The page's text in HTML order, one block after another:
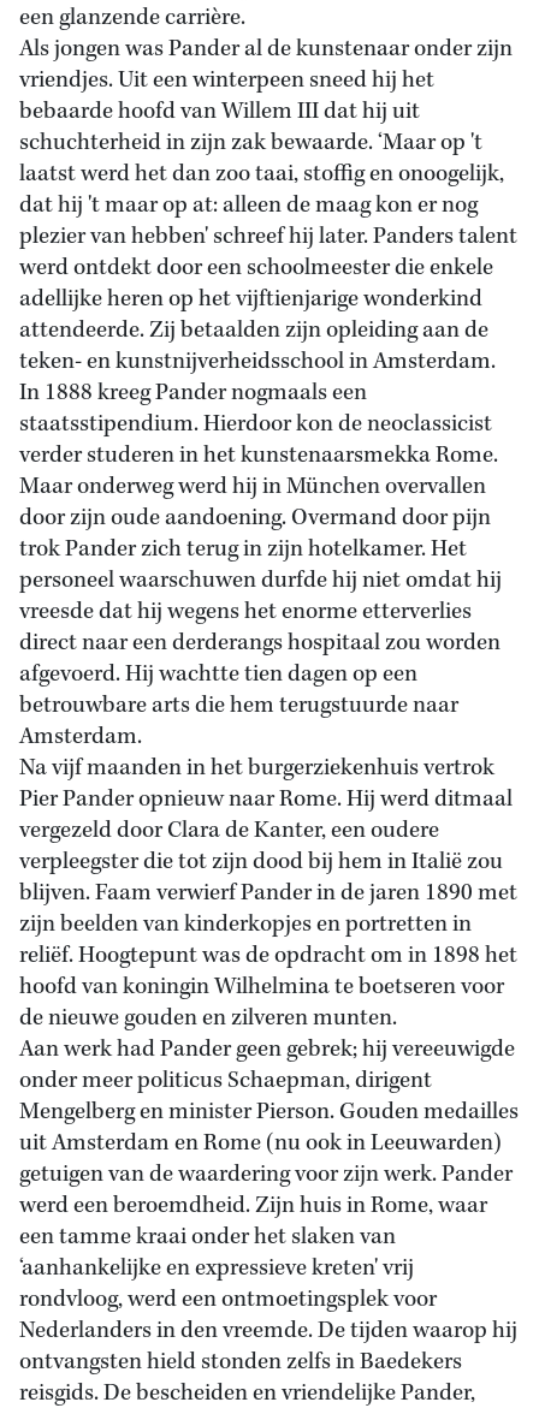
een glanzende carrière.
Als jongen was Pander al de kunstenaar onder zijn
vriendjes. Uit een winterpeen sneed hij het
bebaarde hoofd van Willem III dat hij uit
schuchterheid in zijn zak bewaarde. ‘Maar op 't
laatst werd het dan zoo taai, stoffig en onoogelijk,
dat hij 't maar op at: alleen de maag kon er nog
plezier van hebben' schreef hij later. Panders talent
werd ontdekt door een schoolmeester die enkele
adellijke heren op het vijftienjarige wonderkind
attendeerde. Zij betaalden zijn opleiding aan de
teken- en kunstnijverheidsschool in Amsterdam.
In 1888 kreeg Pander nogmaals een
staatsstipendium. Hierdoor kon de neoclassicist
verder studeren in het kunstenaarsmekka Rome.
Maar onderweg werd hij in München overvallen
door zijn oude aandoening. Overmand door pijn
trok Pander zich terug in zijn hotelkamer. Het
personeel waarschuwen durfde hij niet omdat hij
vreesde dat hij wegens het enorme etterverlies
direct naar een derderangs hospitaal zou worden
afgevoerd. Hij wachtte tien dagen op een
betrouwbare arts die hem terugstuurde naar
Amsterdam.
Na vijf maanden in het burgerziekenhuis vertrok
Pier Pander opnieuw naar Rome. Hij werd ditmaal
vergezeld door Clara de Kanter, een oudere
verpleegster die tot zijn dood bij hem in Italië zou
blijven. Faam verwierf Pander in de jaren 1890 met
zijn beelden van kinderkopjes en portretten in
reliëf. Hoogtepunt was de opdracht om in 1898 het
hoofd van koningin Wilhelmina te boetseren voor
de nieuwe gouden en zilveren munten.
Aan werk had Pander geen gebrek; hij vereeuwigde
onder meer politicus Schaepman, dirigent
Mengelberg en minister Pierson. Gouden medailles
uit Amsterdam en Rome (nu ook in Leeuwarden)
getuigen van de waardering voor zijn werk. Pander
werd een beroemdheid. Zijn huis in Rome, waar
een tamme kraai onder het slaken van
‘aanhankelijke en expressieve kreten' vrij
rondvloog, werd een ontmoetingsplek voor
Nederlanders in den vreemde. De tijden waarop hij
ontvangsten hield stonden zelfs in Baedekers
reisgids. De bescheiden en vriendelijke Pander,